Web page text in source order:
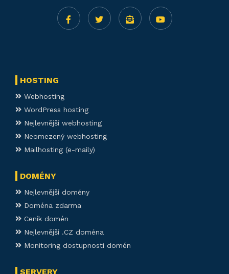
HOSTING
Webhosting
WordPress hosting
Nejlevnější webhosting
Neomezený webhosting
Mailhosting (e-maily)
DOMÉNY
Nejlevnější domény
Doména zdarma
Ceník domén
Nejlevnější .CZ doména
Monitoring dostupnosti domén
SERVERY